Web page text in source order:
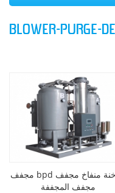
BLOWER-PURGE-
مجفف bpd ساخنة منفاخ مجفف
مجفف المجففة